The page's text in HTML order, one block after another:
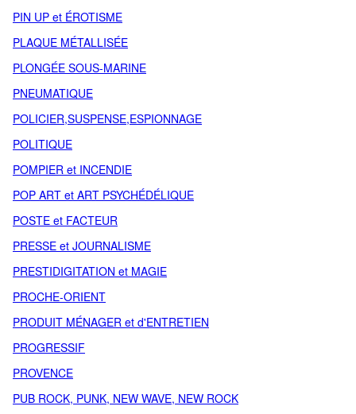
PIN UP et ÉROTISME
PLAQUE MÉTALLISÉE
PLONGÉE SOUS-MARINE
PNEUMATIQUE
POLICIER,SUSPENSE,ESPIONNAGE
POLITIQUE
POMPIER et INCENDIE
POP ART et ART PSYCHÉDÉLIQUE
POSTE et FACTEUR
PRESSE et JOURNALISME
PRESTIDIGITATION et MAGIE
PROCHE-ORIENT
PRODUIT MÉNAGER et d'ENTRETIEN
PROGRESSIF
PROVENCE
PUB ROCK, PUNK, NEW WAVE, NEW ROCK